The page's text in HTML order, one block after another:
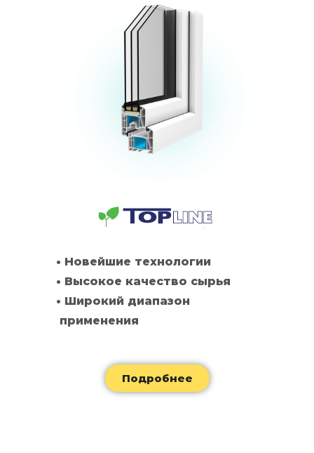
• Новейшие технологии
• Высокое качество сырья
• Широкий диапазон
применения
Подробнее